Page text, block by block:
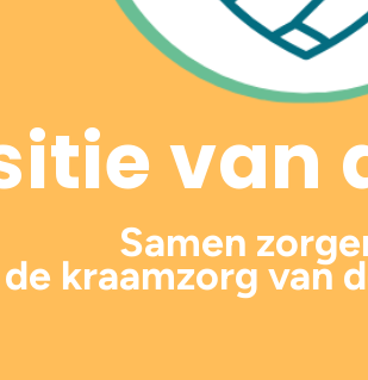
van
Samen
de kraamzorg van